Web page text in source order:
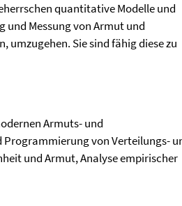
quantitative Modelle und
und Messung von Armut und
Sie sind fähig diese zu
Armuts- und
von Verteilungs-
und Armut, Analyse empirischer